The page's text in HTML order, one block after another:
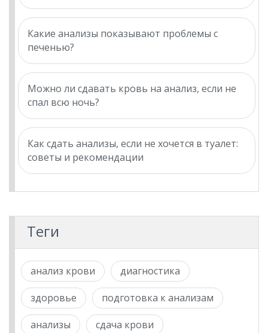
Какие анализы показывают проблемы с
печенью?
Можно ли сдавать кровь на анализ, если не
спал всю ночь?
Как сдать анализы, если не хочется в туалет:
советы и рекомендации
Теги
анализ крови диагностика
здоровье подготовка к анализам
анализы сдача крови